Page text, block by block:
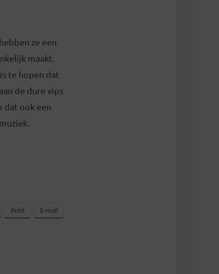
ze een
maakt.
te hopen dat
de dure vips
dat ook een
Print E-mail